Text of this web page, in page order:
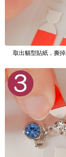
取出貓型貼紙，撕